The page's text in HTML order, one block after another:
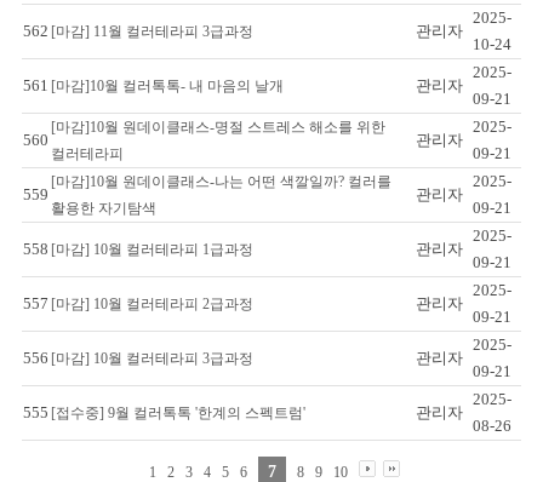
562 [마감] 11월 컬러테라피 3급과정 관리자
2025-
10-24
561 [마감]10월 컬러톡톡- 내 마음의 날개 관리자
2025-
09-21
560
[마감]10월 원데이클래스-명절 스트레스 해소를 위한
컬러테라피
관리자
2025-
09-21
559
[마감]10월 원데이클래스-나는 어떤 색깔일까? 컬러를
활용한 자기탐색
관리자
2025-
09-21
558 [마감] 10월 컬러테라피 1급과정 관리자
2025-
09-21
557 [마감] 10월 컬러테라피 2급과정 관리자
2025-
09-21
556 [마감] 10월 컬러테라피 3급과정 관리자
2025-
09-21
555 [접수중] 9월 컬러톡톡 '한계의 스펙트럼' 관리자
2025-
08-26
1 2 3 4 5 6 7 8 9 10